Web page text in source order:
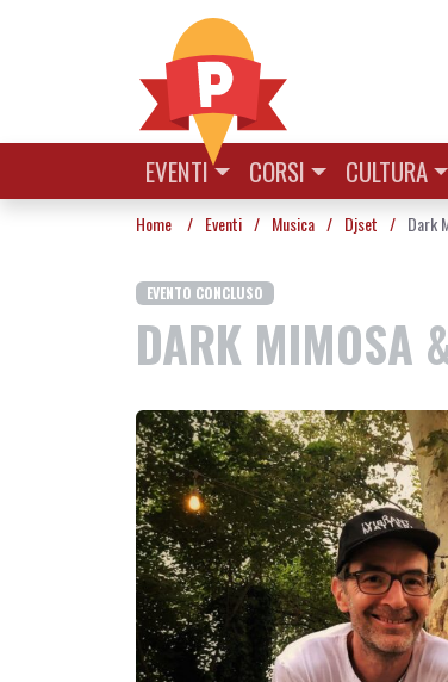
EVENTI CORSI CULTURA
Home / Eventi / Musica / Djset / Dark
EVENTO CONCLUSO
DARK MIMOSA